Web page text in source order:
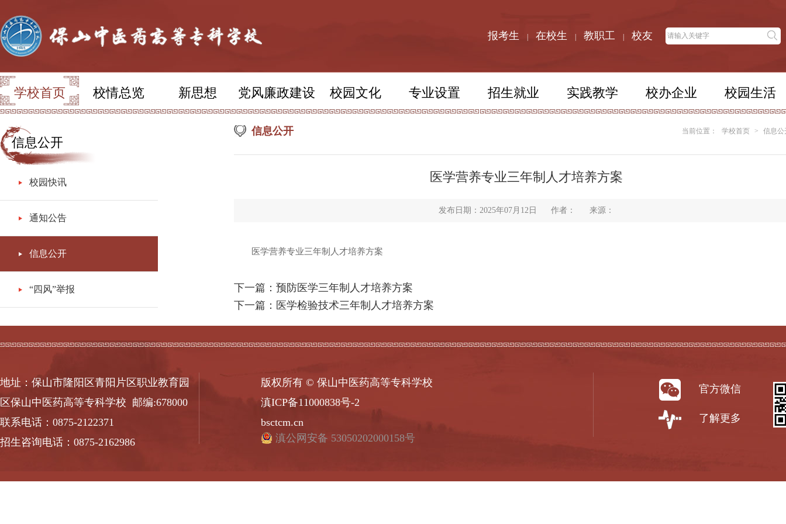
报考生 在校生 教职工 校友
学校首页 校情总览 新思想 党风廉政建设 校园文化 专业设置 招生就业 实践教学 校办企业 校园生活
信息公开
校园快讯
通知公告
信息公开
“四风”举报
当前位置： 学校首页 > 信息公
信息公开
医学营养专业三年制人才培养方案
发布日期：2025年07月12日 作者： 来源：
医学营养专业三年制人才培养方案
下一篇：预防医学三年制人才培养方案
下一篇：医学检验技术三年制人才培养方案
地址：保山市隆阳区青阳片区职业教育园
区保山中医药高等专科学校 邮编:678000
联系电话：0875-2122371
招生咨询电话：0875-2162986
版权所有 © 保山中医药高等专科学校
滇ICP备11000838号-2
bsctcm.cn
滇公网安备 53050202000158号
官方微信
了解更多